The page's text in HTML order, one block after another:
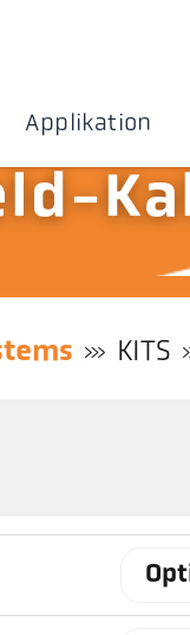
Applikation
KITS